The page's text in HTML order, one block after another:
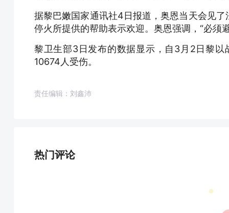
据黎巴嫩国家通讯社4日报道，奥恩当天会见
停火所提供的帮助表示欢迎。奥恩强调，“必须
黎卫生部3日发布的数据显示，自3月2日黎
10674人受伤。
责任编辑：刘鑫沛
热门评论